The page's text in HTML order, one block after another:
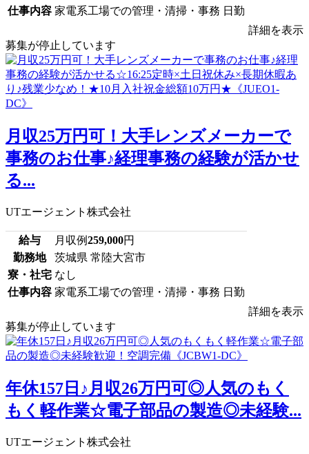
仕事内容 家電系工場での管理・清掃・事務 日勤
詳細を表示
募集が停止しています
月収25万円可！大手レンズメーカーで
事務のお仕事♪経理事務の経験が活かせ
る...
UTエージェント株式会社
給与 月収例259,000円
勤務地
茨城県 常陸大宮市
寮・社宅 なし
仕事内容 家電系工場での管理・清掃・事務 日勤
詳細を表示
募集が停止しています
年休157日♪月収26万円可◎人気のもく
もく軽作業☆電子部品の製造◎未経験...
UTエージェント株式会社